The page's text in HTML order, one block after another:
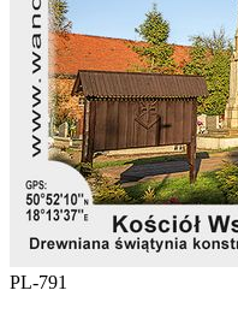
PL-791